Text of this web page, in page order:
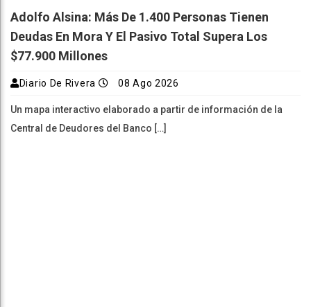
Adolfo Alsina: Más De 1.400 Personas Tienen
Deudas En Mora Y El Pasivo Total Supera Los
$77.900 Millones
Diario De Rivera 08 Ago 2026
Un mapa interactivo elaborado a partir de información de la
Central de Deudores del Banco […]